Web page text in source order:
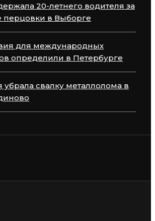
20-летнего водителя за
перцовки в Выборге
для международных
определили в Петербурге
свалку металлолома в